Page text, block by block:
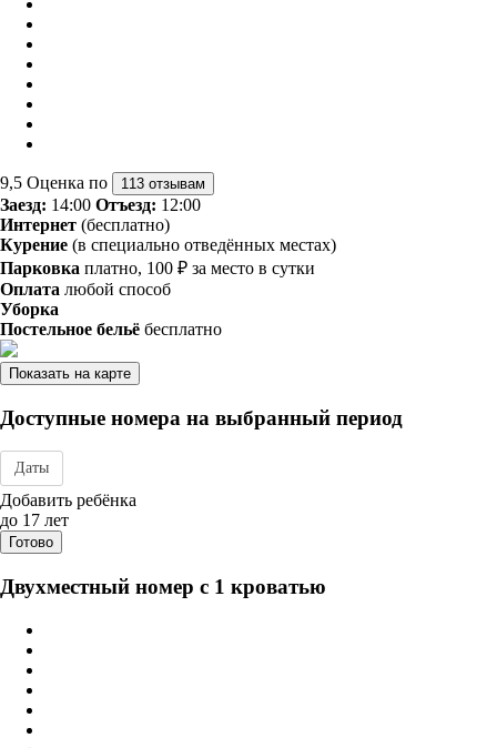
9,5 Оценка по 113 отзывам
Заезд: 14:00 Отъезд: 12:00
Интернет (бесплатно)
Курение (в специально отведённых местах)
Парковка платно, 100 ₽ за место в сутки
Оплата любой способ
Уборка
Постельное бельё бесплатно
Показать на карте
Доступные номера на выбранный период
Даты
Дата заезда - отъезда
Добавить ребёнка
до 17 лет
Готово
Двухместный номер с 1 кроватью